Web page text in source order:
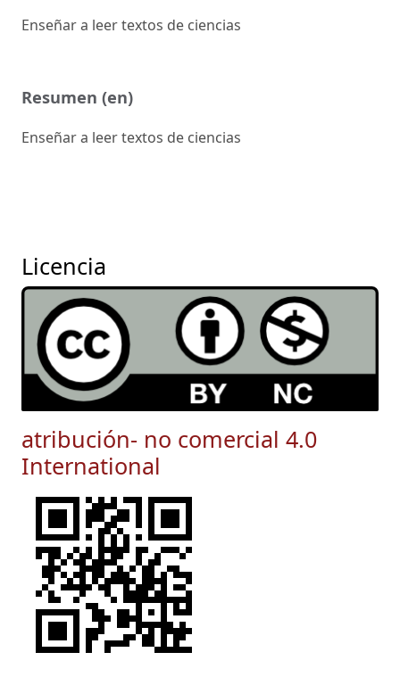
Enseñar a leer textos de ciencias
Resumen (en)
Enseñar a leer textos de ciencias
Licencia
atribución- no comercial 4.0
International